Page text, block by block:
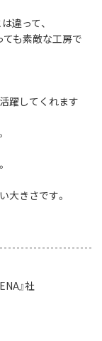
違って、
ても素敵な工房で
躍してくれます
大きさです。
』社